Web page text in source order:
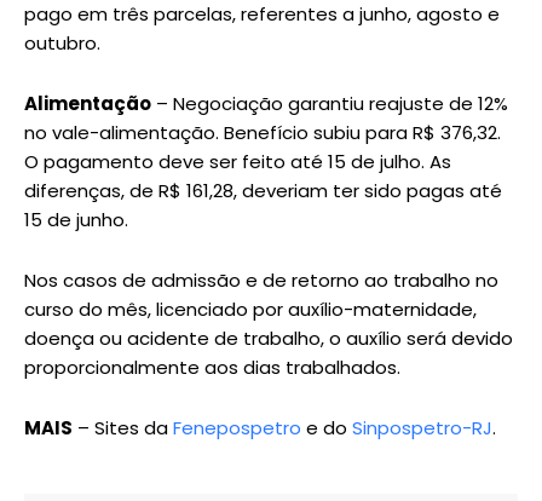
pago em três parcelas, referentes a junho, agosto e
outubro.
Alimentação – Negociação garantiu reajuste de 12%
no vale-alimentação. Benefício subiu para R$ 376,32.
O pagamento deve ser feito até 15 de julho. As
diferenças, de R$ 161,28, deveriam ter sido pagas até
15 de junho.
Nos casos de admissão e de retorno ao trabalho no
curso do mês, licenciado por auxílio-maternidade,
doença ou acidente de trabalho, o auxílio será devido
proporcionalmente aos dias trabalhados.
MAIS – Sites daFenepospetro e do Sinpospetro-RJ.